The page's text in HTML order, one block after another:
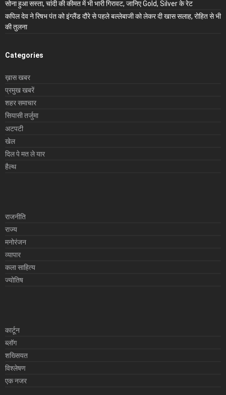
सोना हुआ सस्ता, चांदी की कीमत में भी भारी गिरावट, जानिए Gold, Silver के रेट
कपिल देव ने रिषभ पंत को इंग्लैंड दौरे से पहले बल्लेबाजी को लेकर दी खास सलाह, रोहित से भी
की तुलना
Categories
ख़ास खबर
प्रमुख खबरें
शहर समाचार
सियासी तर्जुमा
अटपटी
खेल
दिल पे मत ले यार
हैल्थ
राजनीति
राज्य
मनोरंजन
व्यापार
कला साहित्य
ज्योतिष
कार्टून
ब्लॉग
शख्सियत
विश्लेषण
एक नजर